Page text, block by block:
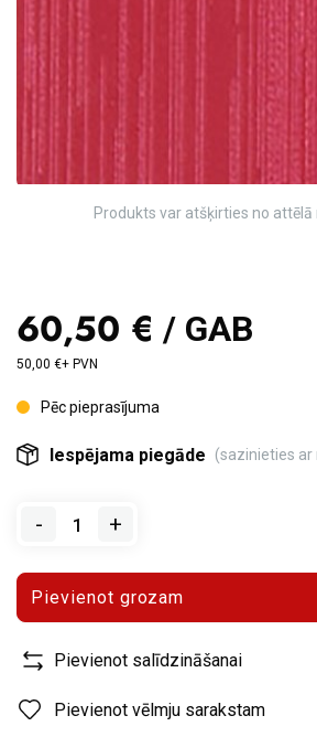
60,50 € / GAB
50,00 €+ PVN
Pēc pieprasījuma
Iespējama piegāde (sazinieties ar
- +
Pievienot grozam
Pievienot salīdzināšanai
Pievienot vēlmju sarakstam
Produkts var atšķirties no